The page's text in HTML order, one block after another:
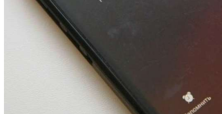
Покушение на убийство в Волгограде: девушка
напала на незнакомую женщину с ножом
Сладкий праздник в Волгограде: в Центральном
парке прошёл фестиваль „Арбузный переполох“